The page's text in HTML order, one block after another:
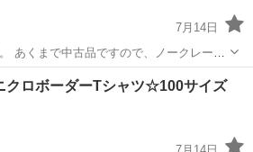
7月14日
ム
す。 サイズはおそらく104センチかと思われます。
キッズ用品
クロボーダーTシャツ☆100サイズ